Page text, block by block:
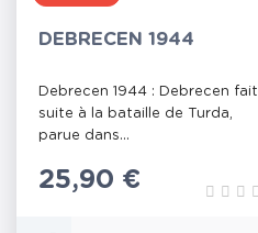
DEBRECEN 1944
Debrecen 1944 : Debrecen fait
suite à la bataille de Turda,
parue dans...
Prix
25,90 €